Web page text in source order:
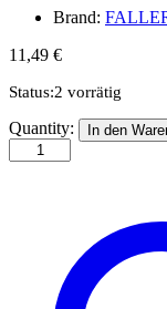
Brand:
11,49 €
Status:2 vorrätig
3
Hecken,
gelb
Quantity: In den